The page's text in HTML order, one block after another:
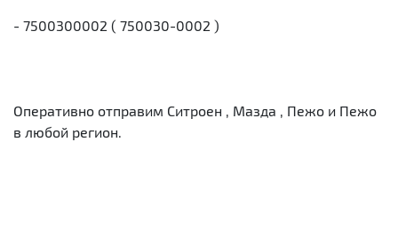
- 7500300002 ( 750030-0002 )
Оперативно отправим Ситроен , Мазда , Пежо и Пежо
в любой регион.